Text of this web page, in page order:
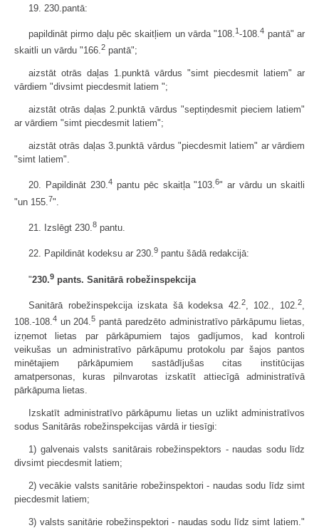
19. 230.pantā:
papildināt pirmo daļu pēc skaitļiem un vārda "108.1-108.4 pantā" ar
skaitli un vārdu "166.2 pantā";
aizstāt otrās daļas 1.punktā vārdus "simt piecdesmit latiem" ar
vārdiem "divsimt piecdesmit latiem ";
aizstāt otrās daļas 2.punktā vārdus "septiņdesmit pieciem latiem"
ar vārdiem "simt piecdesmit latiem";
aizstāt otrās daļas 3.punktā vārdus "piecdesmit latiem" ar vārdiem
"simt latiem".
20. Papildināt 230.4pantu pēc skaitļa "103.6" ar vārdu un skaitli
"un 155. 7".
21. Izslēgt 230.8 pantu.
22. Papildināt kodeksu ar 230.9 pantu šādā redakcijā:
"230.9 pants. Sanitārā robežinspekcija
Sanitārā robežinspekcija izskata šā kodeksa 42.2, 102., 102.2,
108.-108.4 un 204.5 pantā paredzēto administratīvo pārkāpumu lietas,
izņemot lietas par pārkāpumiem tajos gadījumos, kad kontroli
veikušas un administratīvo pārkāpumu protokolu par šajos pantos
minētajiem pārkāpumiem sastādījušas citas institūcijas
amatpersonas, kuras pilnvarotas izskatīt attiecīgā administratīvā
pārkāpuma lietas.
Izskatīt administratīvo pārkāpumu lietas un uzlikt administratīvos
sodus Sanitārās robežinspekcijas vārdā ir tiesīgi:
1) galvenais valsts sanitārais robežinspektors - naudas sodu līdz
divsimt piecdesmit latiem;
2) vecākie valsts sanitārie robežinspektori - naudas sodu līdz simt
piecdesmit latiem;
3) valsts sanitārie robežinspektori - naudas sodu līdz simt latiem."